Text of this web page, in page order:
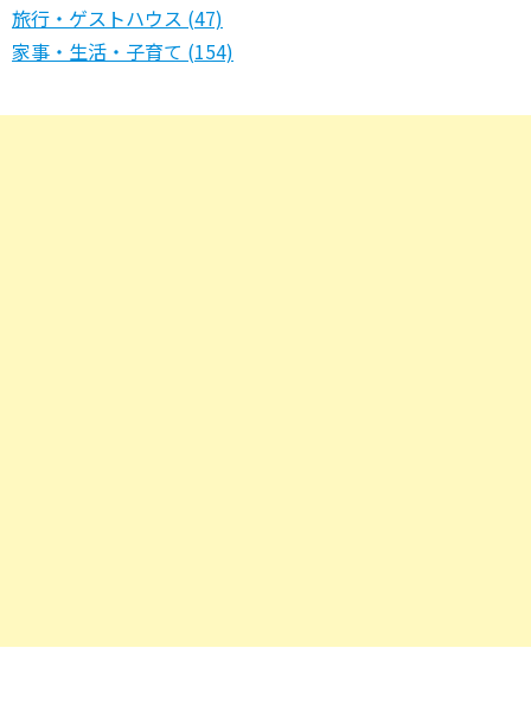
旅行・ゲストハウス (47)
家事・生活・子育て (154)